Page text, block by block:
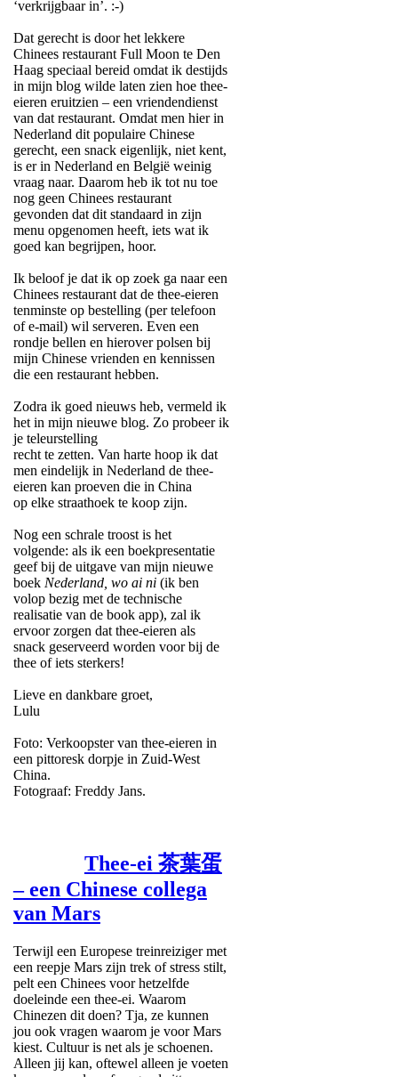
‘verkrijgbaar in’. :-)
Dat gerecht is door het lekkere
Chinees restaurant Full Moon te Den
Haag speciaal bereid omdat ik destijds
in mijn blog wilde laten zien hoe thee-
eieren eruitzien – een vriendendienst
van dat restaurant. Omdat men hier in
Nederland dit populaire Chinese
gerecht, een snack eigenlijk, niet kent,
is er in Nederland en België weinig
vraag naar. Daarom heb ik tot nu toe
nog geen Chinees restaurant
gevonden dat dit standaard in zijn
menu opgenomen heeft, iets wat ik
goed kan begrijpen, hoor.
Ik beloof je dat ik op zoek ga naar een
Chinees restaurant dat de thee-eieren
tenminste op bestelling (per telefoon
of e-mail) wil serveren. Even een
rondje bellen en hierover polsen bij
mijn Chinese vrienden en kennissen
die een restaurant hebben.
Zodra ik goed nieuws heb, vermeld ik
het in mijn nieuwe blog. Zo probeer ik
je teleurstelling
recht te zetten. Van harte hoop ik dat
men eindelijk in Nederland de thee-
eieren kan proeven die in China
op elke straathoek te koop zijn.
Nog een schrale troost is het
volgende: als ik een boekpresentatie
geef bij de uitgave van mijn nieuwe
boek Nederland, wo ai ni (ik ben
volop bezig met de technische
realisatie van de book app), zal ik
ervoor zorgen dat thee-eieren als
snack geserveerd worden voor bij de
thee of iets sterkers!
Lieve en dankbare groet,
Lulu
Foto: Verkoopster van thee-eieren in
een pittoresk dorpje in Zuid-West
China.
Fotograaf: Freddy Jans.
Thee-ei 茶葉蛋
– een Chinese collega
van Mars
Terwijl een Europese treinreiziger met
een reepje Mars zijn trek of stress stilt,
pelt een Chinees voor hetzelfde
doeleinde een thee-ei. Waarom
Chinezen dit doen? Tja, ze kunnen
jou ook vragen waarom je voor Mars
kiest. Cultuur is net als je schoenen.
Alleen jij kan, oftewel alleen je voeten